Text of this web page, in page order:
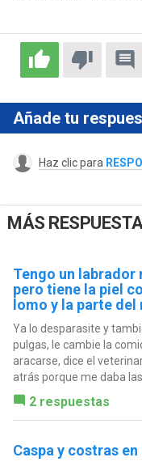
Añade tu
Haz clic para
MÁS
Tengo un labrador
pero tiene la piel
lomo y la parte del
Ya lo desparasite y
pulgas, le cambie la
aracarse, dice el
atrás porque me daba
2 respuestas
Caspa y costras